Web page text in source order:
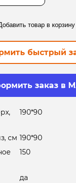
товар в корзину
быстрый
заказ в
190*90
см 190*90
150
да